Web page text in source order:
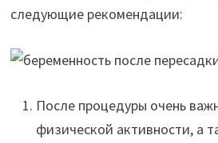
следующие рекомендации:
После процедуры очень
физической активности, а